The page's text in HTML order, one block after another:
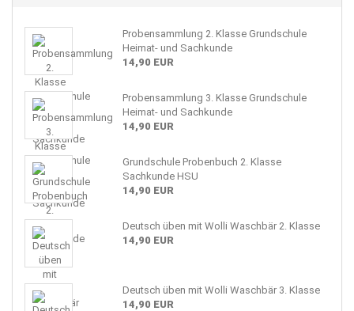
Probensammlung 2. Klasse Grundschule
Heimat- und Sachkunde
14,90 EUR
Probensammlung 3. Klasse Grundschule
Heimat- und Sachkunde
14,90 EUR
Grundschule Probenbuch 2. Klasse
Sachkunde HSU
14,90 EUR
Deutsch üben mit Wolli Waschbär 2. Klasse
14,90 EUR
Deutsch üben mit Wolli Waschbär 3. Klasse
14,90 EUR